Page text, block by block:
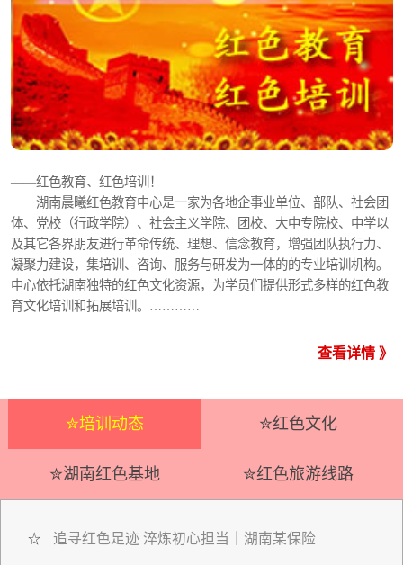
——红色教育、红色培训！
湖南晨曦红色教育中心是一家为各地企事业单位、部队、社会团
体、党校（行政学院）、社会主义学院、团校、大中专院校、中学以
及其它各界朋友进行革命传统、理想、信念教育，增强团队执行力、
凝聚力建设，集培训、咨询、服务与研发为一体的的专业培训机构。
中心依托湖南独特的红色文化资源，为学员们提供形式多样的红色教
育文化培训和拓展培训。…………
查看详情 》
✮培训动态 ✮红色文化
✮湖南红色基地 ✮红色旅游线路
☆ 追寻红色足迹 淬炼初心担当｜湖南某保险